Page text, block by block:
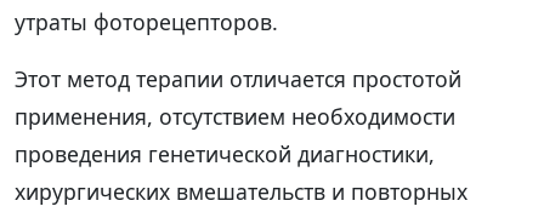
утраты фоторецепторов.
Этот метод терапии отличается простотой
применения, отсутствием необходимости
проведения генетической диагностики,
хирургических вмешательств и повторных